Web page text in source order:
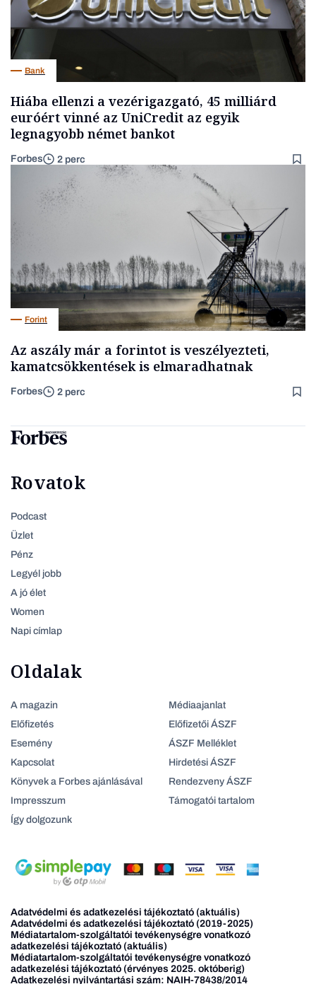
Bank
Hiába ellenzi a vezérigazgató, 45 milliárd
euróért vinné az UniCredit az egyik
legnagyobb német bankot
Forbes 2 perc
Forint
Az aszály már a forintot is veszélyezteti,
kamatcsökkentések is elmaradhatnak
Forbes 2 perc
Rovatok
Podcast
Üzlet
Pénz
Legyél jobb
A jó élet
Women
Napi címlap
Oldalak
A magazin
Előfizetés
Esemény
Kapcsolat
Könyvek a Forbes ajánlásával
Impresszum
Így dolgozunk
Médiaajanlat
Előfizetői ÁSZF
ÁSZF Melléklet
Hirdetési ÁSZF
Rendezveny ÁSZF
Támogatói tartalom
Adatvédelmi és adatkezelési tájékoztató (aktuális)
Adatvédelmi és adatkezelési tájékoztató (2019-2025)
Médiatartalom-szolgáltatói tevékenységre vonatkozó
adatkezelési tájékoztató (aktuális)
Médiatartalom-szolgáltatói tevékenységre vonatkozó
adatkezelési tájékoztató (érvényes 2025. októberig)
Adatkezelési nyilvántartási szám: NAIH-78438/2014